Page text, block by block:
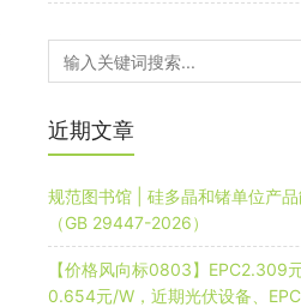
近期文章
规范图书馆 | 硅多晶和锗单位产
（GB 29447-2026）
【价格风向标0803】EPC2.309
0.654元/W，近期光伏设备、